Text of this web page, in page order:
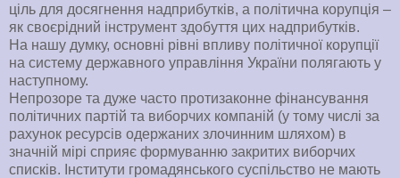
ціль для досягнення надприбутків, а політична корупція –
як своєрідний інструмент здобуття цих надприбутків.
На нашу думку, основні рівні впливу політичної корупції
на систему державного управління України полягають у
наступному.
Непрозоре та дуже часто протизаконне фінансування
політичних партій та виборчих компаній (у тому числі за
рахунок ресурсів одержаних злочинним шляхом) в
значній мірі сприяє формуванню закритих виборчих
списків. Інститути громадянського суспільство не мають